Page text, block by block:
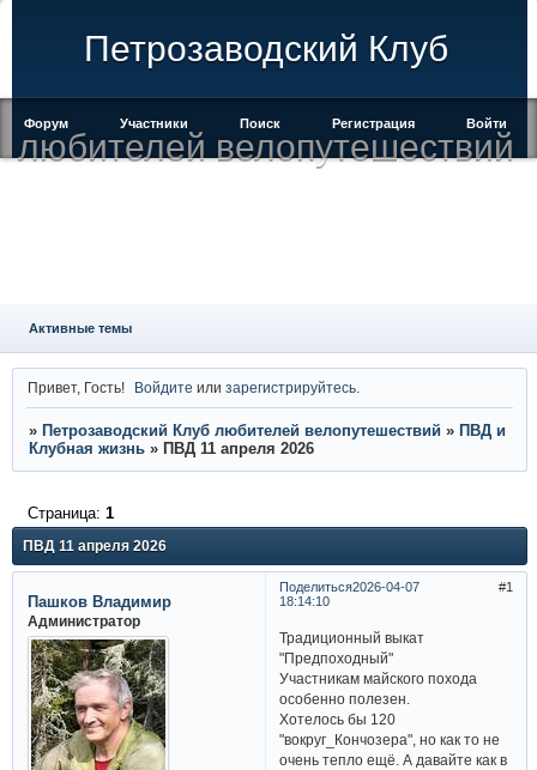
Петрозаводский Клуб
любителей велопутешествий
Форум Участники Поиск Регистрация Войти
Активные темы
Привет, Гость! Войдите илизарегистрируйтесь
» Петрозаводский Клуб любителей велопутешествий » ПВД и
Клубная жизнь » ПВД 11 апреля 2026
ПВД 11 апреля 2026
Страница: 1
Поделиться 1
2026-04-07
18:14:10
Пашков Владимир
Администратор
Традиционный выкат
"Предпоходный"
Участникам майского похода
особенно полезен.
Хотелось бы 120
"вокруг_Кончозера", но как то не
очень тепло ещё. А давайте как в